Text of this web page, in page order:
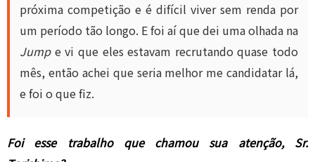
próxima competição e é difícil viver sem renda por
um período tão longo. E foi aí que dei uma olhada na
Jumpe vi que eles estavam recrutando quase todo
mês, então achei que seria melhor me candidatar lá,
e foi o que fiz.
Foi esse trabalho que chamou sua atenção, Sr.